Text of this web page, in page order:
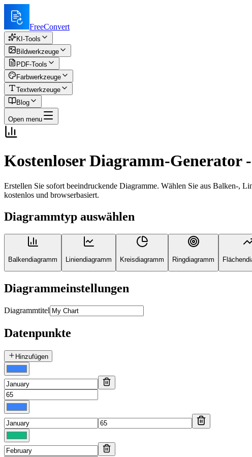
FreeConvert
KI-Tools
Bildwerkzeuge
PDF-Tools
Farbwerkzeuge
Textwerkzeuge
Blog
Open menu
Kostenloser Diagramm-Generator
Erstellen Sie sofort beeindruckende Diagramme. Wählen Sie aus Balken-,
kostenlos und browserbasiert.
Diagrammtyp auswählen
Balkendiagramm Liniendiagramm Kreisdiagramm Ringdiagramm
Diagrammeinstellungen
Diagrammtitel
Datenpunkte
Hinzufügen